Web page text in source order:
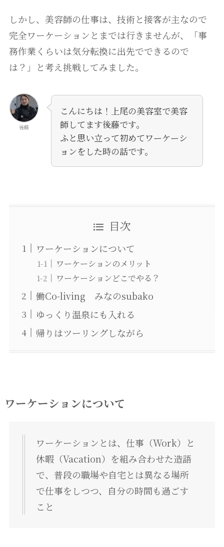
しかし、美容師の仕事は、技術と接客が主なので
完全ワーケーションとまでは行きませんが、「事
務作業くらいは気分転換に出先でできるので
は？」と考え挑戦してみました。
後藤
こんにちは！上尾の美容室で美容
師してます後藤です。
ふと思い立って初めてワーケーシ
ョンをした時の話です。
目次
ワーケーションについて
ワーケーションのメリット
ワーケーションどこでやる？
働Co-living みなのsubako
ゆっくり温泉にも入れる
帰りはツーリングしながら
ワーケーションについて
ワーケーションとは、仕事（Work）と
休暇（Vacation）を組み合わせた造語
で、普段の職場や自宅とは異なる場所
で仕事をしつつ、自分の時間も過ごす
こと